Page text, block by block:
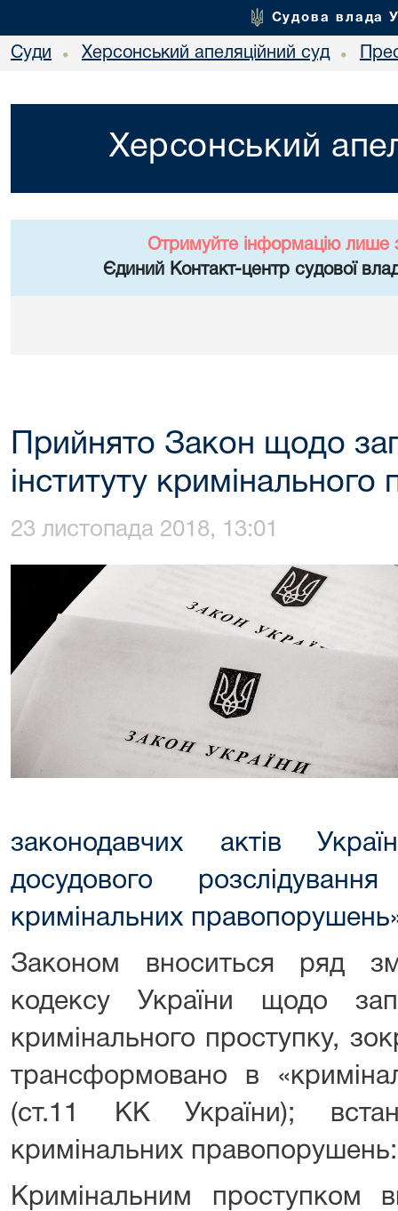
Судова влада
Суди • Херсонський апеляційний суд •
Херсонський
Отримуйте інформацію лише
Єдиний Контакт-центр судової
Прийнято Закон щодо
інституту кримінального
23 листопада 2018, 13:01
законодавчих актів
досудового
кримінальних
Законом вноситься ряд
кодексу України щодо
кримінального проступку,
трансформовано в
(ст.11 КК України);
кримінальних
Кримінальним проступком